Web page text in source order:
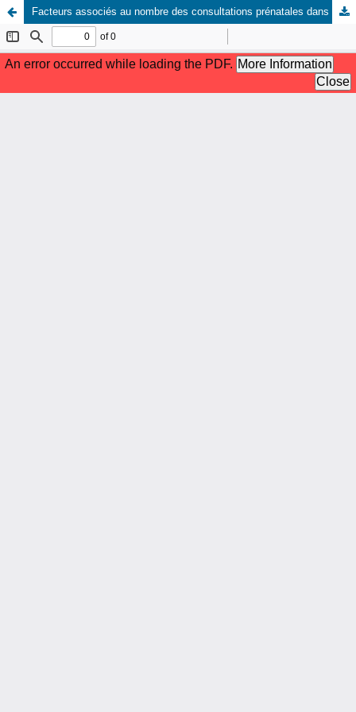
Facteurs associés au nombre des consultations prénatales dans le district de Faratsiho, Madagascar